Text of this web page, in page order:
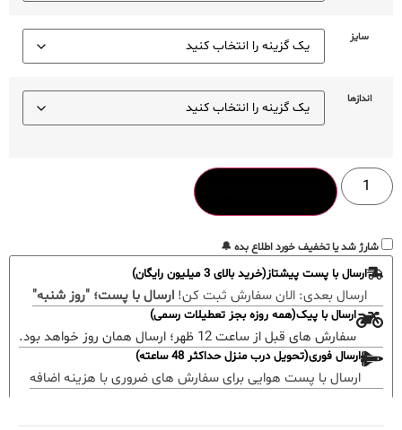
سایز
اندازها
شارژ شد یا تخفیف خورد اطلاع بده 🔔
ارسال با پست پیشتاز(خرید بالای 3 میلیون رایگان)
ارسال بعدی: الان سفارش ثبت کن! ارسال با پست؛ "روز شنبه"
ارسال با پیک(همه روزه بجز تعطیلات رسمی)
سفارش های قبل از ساعت 12 ظهر؛ ارسال همان روز خواهد بود.
ارسال فوری(تحویل درب منزل حداکثر 48 ساعته)
ارسال با پست هوایی برای سفارش های ضروری با هزینه اضافه